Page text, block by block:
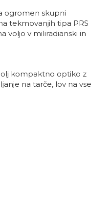
ogromen skupni
tekmovanjih tipa PRS
voljo v miliradianski in
kompaktno optiko z
na tarče, lov na vse